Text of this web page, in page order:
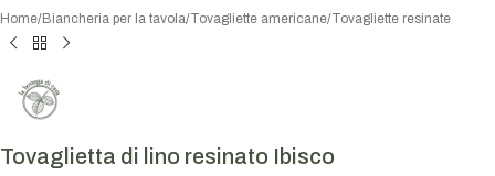
Home/Biancheria per la tavola/Tovagliette americane/Tovagliette resinate
Tovaglietta di lino resinato Ibisco